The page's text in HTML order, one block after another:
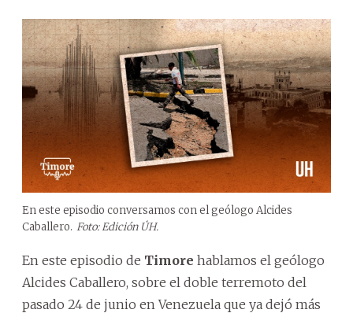
En este episodio conversamos con elgeólogo Alcides
Caballero. Foto: Edición ÚH.
En este episodio de Timore hablamos el geólogo
Alcides Caballero, sobre el doble terremoto del
pasado 24 de junio en Venezuela que ya dejó más